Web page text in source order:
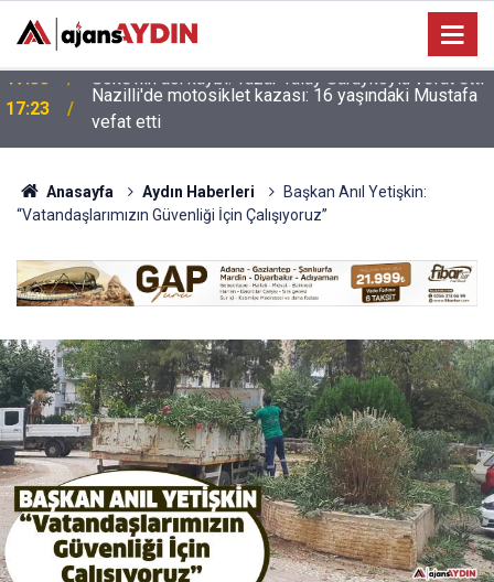
17:23
Nazilli'de motosiklet kazası: 16 yaşındaki Mustafa
vefat etti
Anasayfa Aydın Haberleri
Başkan Anıl Yetişkin:
“Vatandaşlarımızın Güvenliği İçin Çalışıyoruz”